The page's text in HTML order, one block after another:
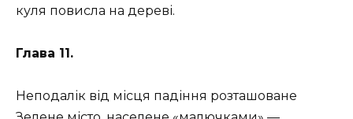
куля повисла на дереві.
Глава 11.
Неподалік від місця падіння розташоване